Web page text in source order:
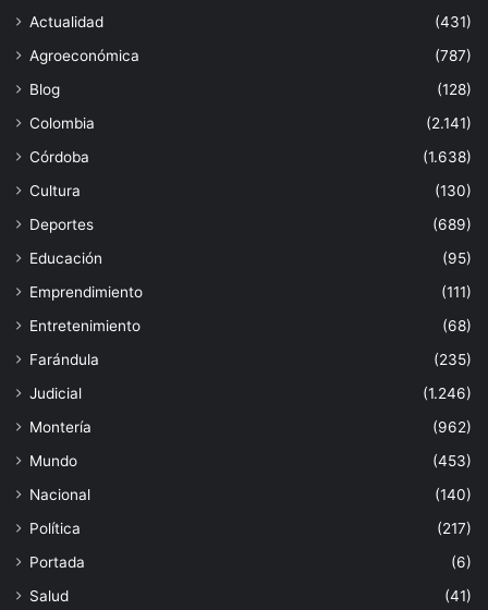
Actualidad
(431)
Agroeconómica
(787)
Blog
(128)
Colombia
(2.141)
Córdoba
(1.638)
Cultura
(130)
Deportes
(689)
Educación
(95)
Emprendimiento
(111)
Entretenimiento
(68)
Farándula
(235)
Judicial
(1.246)
Montería
(962)
Mundo
(453)
Nacional
(140)
Política
(217)
Portada
(6)
Salud
(41)